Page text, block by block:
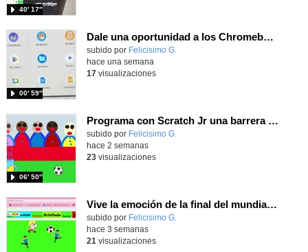
40′ 17″
Dale una oportunidad a los Chromebooks y utiliza un proyector para realizar talleres si no tienes pantallas táctiles
Contenido educativo.
subido por Felicisimo G.
00′ 59″
hace una semana
17 visualizaciones
Programa con Scratch Jr una barrera que se desplaza para dar sensación de movimiento
Contenido educativo.
subido por Felicisimo G.
06′ 50″
hace 2 semanas
23visualizaciones
Vive la emoción de la final del mundial programando con Scratch, un juego de toques y esquivar contrarios
Contenido educativo.
subido por Felicisimo G.
hace 3 semanas
21 visualizaciones